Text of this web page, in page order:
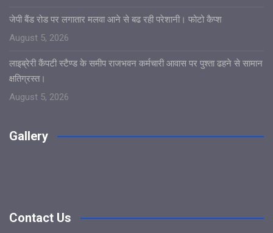
जेपी बैंड रोड पर लगातार मलवा आने से बढ रही परेशानी। फोटो कैप्श
August 5, 2026
लाइब्रेरी कैंपटी स्टैण्ड के समीप राजभवन कर्मचारी आवास पर पुश्ता ढहने से सामान
क्षतिग्रस्त।
August 5, 2026
Gallery
Contact Us